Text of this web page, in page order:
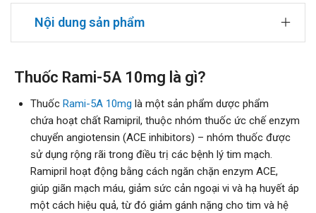
Nội dung sản phẩm
Thuốc Rami-5A 10mg là gì?
Thuốc Rami-5A 10mg là một sản phẩm dược phẩm
chứa hoạt chất Ramipril, thuộc nhóm thuốc ức chế enzym
chuyển angiotensin (ACE inhibitors) – nhóm thuốc được
sử dụng rộng rãi trong điều trị các bệnh lý tim mạch.
Ramipril hoạt động bằng cách ngăn chặn enzym ACE,
giúp giãn mạch máu, giảm sức cản ngoại vi và hạ huyết áp
một cách hiệu quả, từ đó giảm gánh nặng cho tim và hệ